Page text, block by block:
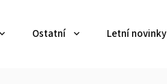
Ostatní Letní novinky